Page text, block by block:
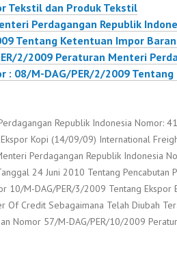
Tekstil dan Produk Tekstil
Perdagangan Republik
Tentang Ketentuan Impor
2/2009 Peraturan Menteri
: 08/M-DAG/PER/2/2009
Republik Indonesia Nomor:
Kopi (14/09/09) International
Perdagangan Republik Indonesia
24 Juni 2010 Tentang Pencabutan
10/M-DAG/PER/3/2009 Tentang Ekspor
Of Credit Sebagaimana Telah Diubah
Nomor 57/M-DAG/PER/10/2009